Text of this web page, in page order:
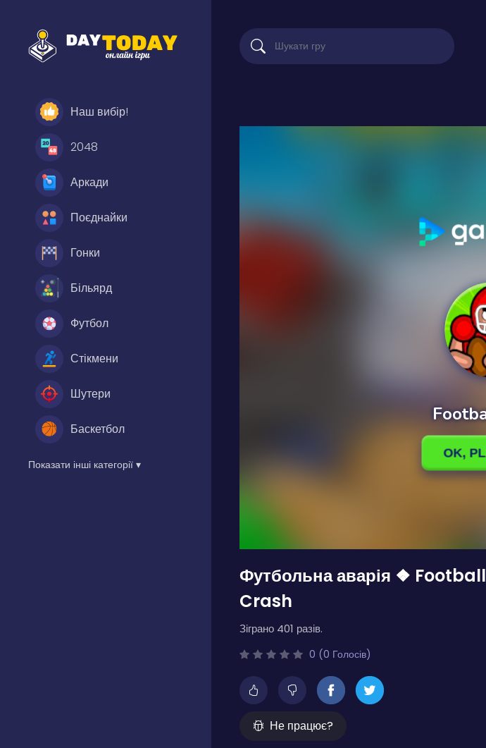
Наш вибір!
2048
Аркади
Поєднайки
Гонки
Більярд
Футбол
Стікмени
Шутери
Баскетбол
Показати інші категорії ▾
Футбольна аварія ❖ Football
Crash
Зіграно 401 разів.
0 (0 Голосів)
Не працює?